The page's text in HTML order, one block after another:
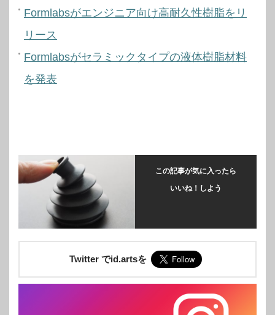
Formlabsがエンジニア向け高耐久性樹脂をリ
リース
Formlabsがセラミックタイプの液体樹脂材料
を発表
この記事が気に入ったら
いいね！しよう
Twitter でid.artsを